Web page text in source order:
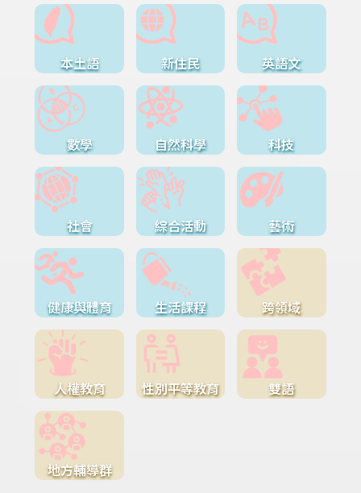
本土語 新住民 英語文
數學 自然科學 科技
社會 綜合活動 藝術
健康與體育 生活課程 跨領域
人權教育 性別平等教育 雙語
地方輔導群